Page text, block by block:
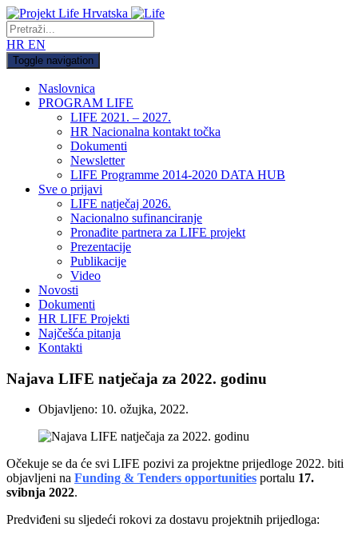
HR EN
Toggle navigation
Naslovnica
PROGRAM LIFE
LIFE 2021. – 2027.
HR Nacionalna kontakt točka
Dokumenti
Newsletter
LIFE Programme 2014-2020 DATA HUB
Sve o prijavi
LIFE natječaj 2026.
Nacionalno sufinanciranje
Pronađite partnera za LIFE projekt
Prezentacije
Publikacije
Video
Novosti
Dokumenti
HR LIFE Projekti
Najčešća pitanja
Kontakti
Najava LIFE natječaja za 2022. godinu
Objavljeno: 10. ožujka, 2022.
Očekuje se da će svi LIFE pozivi za projektne prijedloge 2022. biti
objavljeni na Funding & Tenders opportunities portalu 17.
svibnja 2022.
Predviđeni su sljedeći rokovi za dostavu projektnih prijedloga: